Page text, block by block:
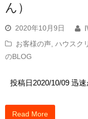
ん）
2020年10月9日
お客様の声 ハウスク
のBLOG
投稿日2020/10/09 迅
Read More